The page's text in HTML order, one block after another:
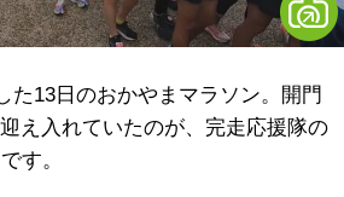
た13日のおかやまマラソン。開門
え入れていたのが、完走応援隊の
す。